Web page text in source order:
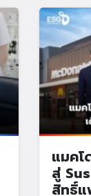
แมคโ
สู่
สิทธิ์แ